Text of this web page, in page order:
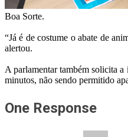
Boa Sorte.
“Já é de costume o abate de
alertou.
A parlamentar também solicita a
minutos, não sendo permitido
One Response